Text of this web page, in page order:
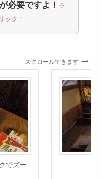
必要ですよ！ ※
ック！
スクロールできます
でズー